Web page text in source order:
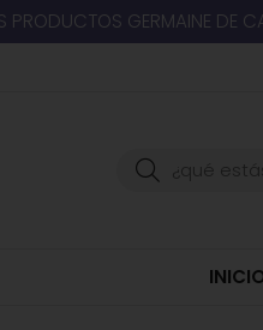
PRODUCTOS GERMAINE DE
Buscar